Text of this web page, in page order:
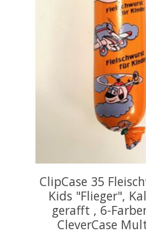
ClipCase 35
Kids "Flieger",
gerafft , 6-
CleverCase